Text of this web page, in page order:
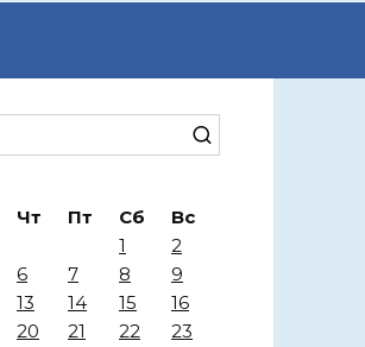
Чт Пт Сб
Вс
1
2
6 7 8
9
13 14 15
16
20 21 22
23